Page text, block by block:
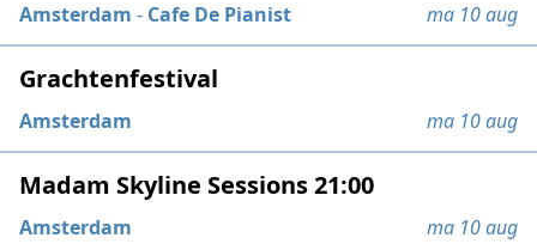
Amsterdam - Cafe De Pianist ma 10 aug
Grachtenfestival
Amsterdam ma 10 aug
Madam Skyline Sessions 21:00
Amsterdam ma 10 aug